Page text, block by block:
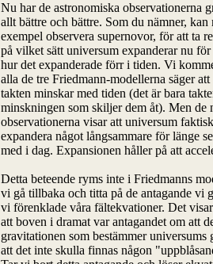
Nu har de astronomiska observationerna
allt bättre och bättre. Som du nämner, kan
exempel observera supernovor, för att ta
på vilket sätt universum expanderar nu
hur det expanderade förr i tiden. Vi
alla de tre Friedmann-modellerna säger
takten minskar med tiden (det är bara
minskningen som skiljer dem åt). Men de
observationerna visar att universum
expandera något långsammare för länge
med i dag. Expansionen håller på att
Detta beteende ryms inte i Friedmanns
vi gå tillbaka och titta på de antagande vi
vi förenklade våra fältekvationer. Det
att boven i dramat var antagandet om att
gravitationen som bestämmer universums
att det inte skulla finnas någon